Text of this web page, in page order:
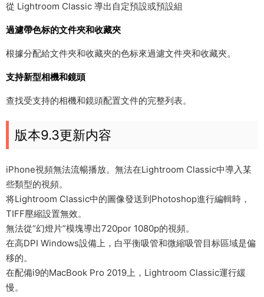
從 Lightroom Classic 導出自定預設或預設組
過濾帶色标的文件夾和收藏夾
根據分配給文件夾和收藏夾的色标來過濾文件夾和收藏夾。
支持新型相機和鏡頭
查找受支持的相機和鏡頭配置文件的完整列表。
版本9.3更新内容
iPhone視頻無法流暢播放。無法在Lightroom Classic中導入某
些類型的視頻。
将Lightroom Classic中的圖像發送到Photoshop進行編輯時，
TIFF壓縮設置無效。
無法從“幻燈片”模塊導出720por 1080p的視頻。
在高DPI Windows設備上，白平衡吸管和微縮吸管目标區域是偏
移的。
在配備i9的MacBook Pro 2019上，Lightroom Classic運行緩
慢。